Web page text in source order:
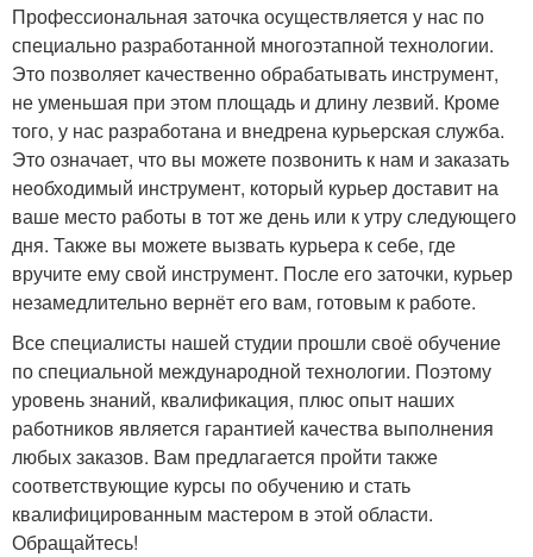
Профессиональная заточка осуществляется у нас по
специально разработанной многоэтапной технологии.
Это позволяет качественно обрабатывать инструмент,
не уменьшая при этом площадь и длину лезвий. Кроме
того, у нас разработана и внедрена курьерская служба.
Это означает, что вы можете позвонить к нам и заказать
необходимый инструмент, который курьер доставит на
ваше место работы в тот же день или к утру следующего
дня. Также вы можете вызвать курьера к себе, где
вручите ему свой инструмент. После его заточки, курьер
незамедлительно вернёт его вам, готовым к работе.
Все специалисты нашей студии прошли своё обучение
по специальной международной технологии. Поэтому
уровень знаний, квалификация, плюс опыт наших
работников является гарантией качества выполнения
любых заказов. Вам предлагается пройти также
соответствующие курсы по обучению и стать
квалифицированным мастером в этой области.
Обращайтесь!